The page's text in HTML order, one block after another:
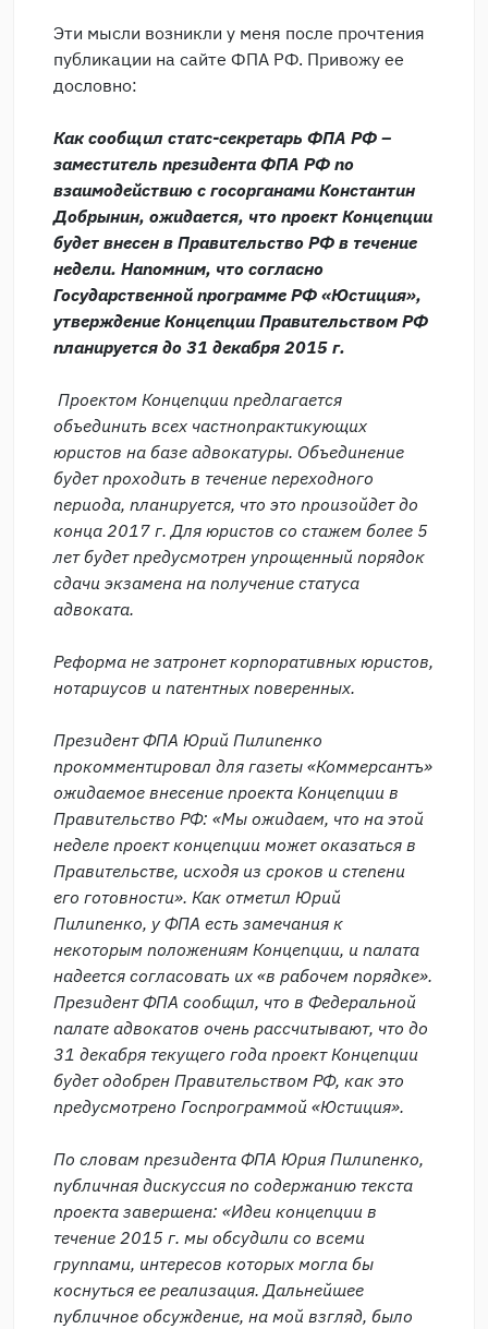
Эти мысли возникли у меня после прочтения
публикации на сайте ФПА РФ. Привожу ее
дословно:
Как сообщил статс-секретарь ФПА РФ –
заместитель президента ФПА РФ по
взаимодействию с госорганами Константин
Добрынин, ожидается, что проект Концепции
будет внесен в Правительство РФ в течение
недели. Напомним, что согласно
Государственной программе РФ «Юстиция»,
утверждение Концепции Правительством РФ
планируется до 31 декабря 2015 г.
Проектом Концепции предлагается
объединить всех частнопрактикующих
юристов на базе адвокатуры. Объединение
будет проходить в течение переходного
периода, планируется, что это произойдет до
конца 2017 г. Для юристов со стажем более 5
лет будет предусмотрен упрощенный порядок
сдачи экзамена на получение статуса
адвоката.
Реформа не затронет корпоративных юристов,
нотариусов и патентных поверенных.
Президент ФПА Юрий Пилипенко
прокомментировал для газеты «Коммерсантъ»
ожидаемое внесение проекта Концепции в
Правительство РФ: «Мы ожидаем, что на этой
неделе проект концепции может оказаться в
Правительстве, исходя из сроков и степени
его готовности». Как отметил Юрий
Пилипенко, у ФПА есть замечания к
некоторым положениям Концепции, и палата
надеется согласовать их «в рабочем порядке».
Президент ФПА сообщил, что в Федеральной
палате адвокатов очень рассчитывают, что до
31 декабря текущего года проект Концепции
будет одобрен Правительством РФ, как это
предусмотрено Госпрограммой «Юстиция».
По словам президента ФПА Юрия Пилипенко,
публичная дискуссия по содержанию текста
проекта завершена: «Идеи концепции в
течение 2015 г. мы обсудили со всеми
группами, интересов которых могла бы
коснуться ее реализация. Дальнейшее
публичное обсуждение, на мой взгляд, было